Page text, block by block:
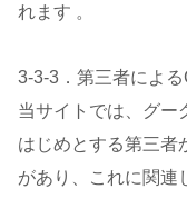
れます 。
3-3-3．第三者によ
当サイトでは、グー
はじめとする第三者
があり、これに関連